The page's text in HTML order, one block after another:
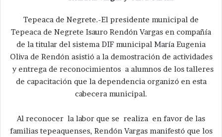
Tepeaca de Negrete.-El presidente municipal de
Tepeaca de Negrete Isauro Rendón Vargas en compañía
de la titular del sistema DIF municipal María Eugenia
Oliva de Rendón asistió a la demostración de actividades
y entrega de reconocimientos a alumnos de los talleres
de capacitación que la dependencia organizó en esta
cabecera municipal.
Al reconocer la labor que se realiza en favor de las
familias tepeaquenses, Rendón Vargas manifestó que los